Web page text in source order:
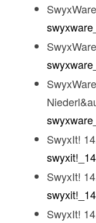
SwyxIt!
SwyxIt!
SwyxIt!